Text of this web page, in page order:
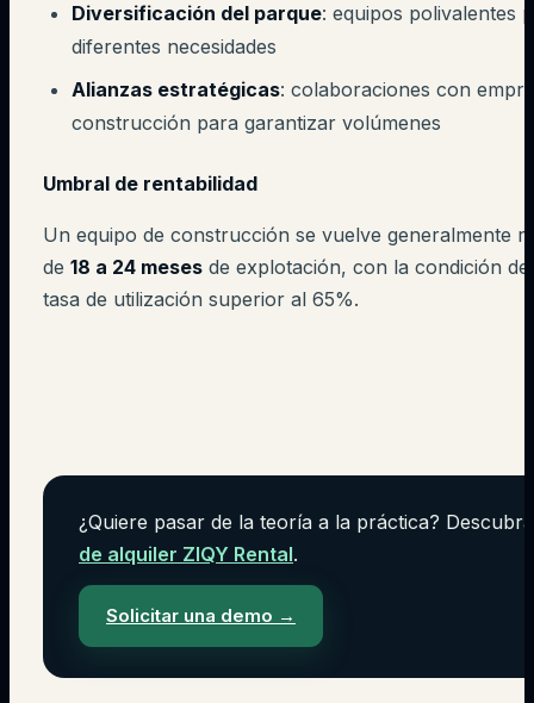
Diversificación del parque: equipos polivalentes
diferentes necesidades
Alianzas estratégicas: colaboraciones con
construcción para garantizar volúmenes
Umbral de rentabilidad
Un equipo de construcción se vuelve generalmente
de 18 a 24 meses de explotación, con la condición
tasa de utilización superior al 65%.
¿Quiere pasar de la teoría a la práctica? Descubra
de alquiler ZIQY Rental.
Solicitar una demo →